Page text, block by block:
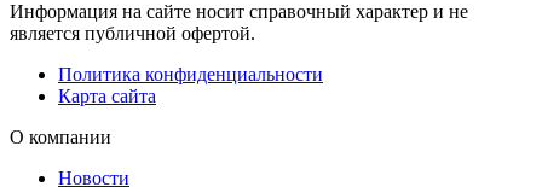
Информация на сайте носит справочный характер и не
является публичной офертой.
Политика конфиденциальности
Карта сайта
О компании
Новости